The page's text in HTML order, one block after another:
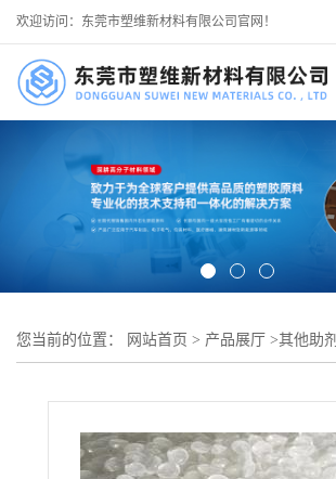
欢迎访问：东莞市塑维新材料有限公司官网！
您当前的位置： 网站首页 > 产品展厅 >其他助剂